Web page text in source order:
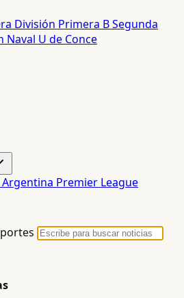
División Primera BSegunda
Naval U de Conce
Premier League